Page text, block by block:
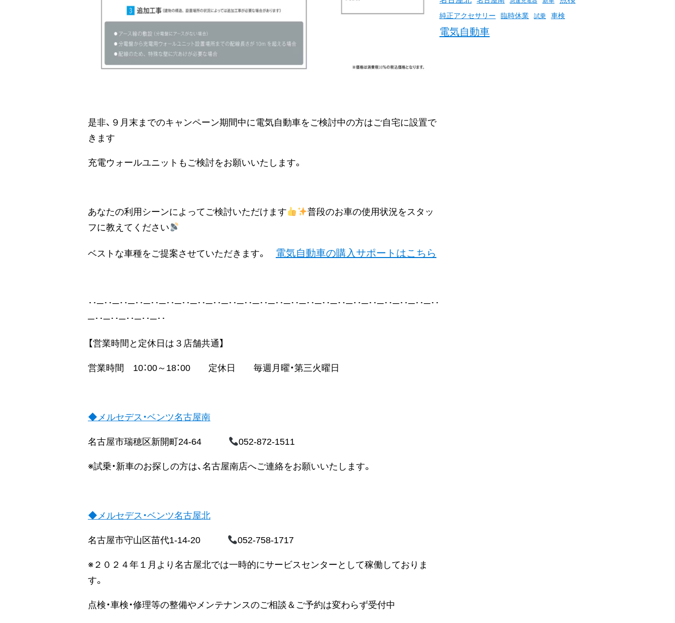
是非、９月末までのキャンペーン期間中に電気自動車をご検討中の方はご自宅に設置で
きます
充電ウォールユニットもご検討をお願いいたします。
あなたの利用シーンによってご検討いただけます
普段のお車の使用状況をスタッ
フに教えてください
ベストな車種をご提案させていただきます。 電気自動車の購入サポートはこちら
･･─･･─･･─･･─･･─･･─･･─･･─･･─･･─･･─･･─･･─･･─･･─･･─･･─･･─･･─･･─･･─･･─･･
─･･─･･─･･─･･─･･
【営業時間と定休日は３店舗共通】
営業時間 10：00～18：00 定休日 毎週月曜・第三火曜日
◆メルセデス・ベンツ名古屋南
名古屋市瑞穂区新開町24-64 052-872-1511
※試乗・新車のお探しの方は、名古屋南店へご連絡をお願いいたします。
◆メルセデス・ベンツ名古屋北
名古屋市守山区苗代1-14-20 052-758-1717
※２０２４年１月より名古屋北では一時的にサービスセンターとして稼働しておりま
す。
点検・車検・修理等の整備やメンテナンスのご相談＆ご予約は変わらず受付中
純正アクセサリー 臨時休業 試乗 車検
電気自動車